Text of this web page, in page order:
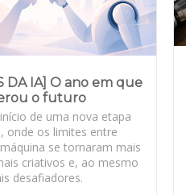
DA IA] O ano em que
o futuro
de uma nova etapa
onde os limites entre
se tornaram mais
criativos e, ao mesmo
desafiadores.